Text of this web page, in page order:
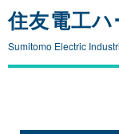
住友電工
Sumitomo Electric